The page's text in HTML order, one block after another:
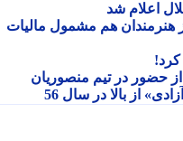
شد
هم مشمول مالیات
در تیم منصوریان
بالا در سال 56